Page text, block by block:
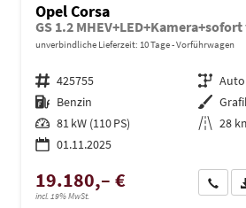
Opel Corsa
GS 1.2
unverbindliche Lieferzeit: 10 Tage Vorführwagen
Fahrzeugnr. 425755 Getriebe
Kraftstoff Benzin Außenfarbe
Leistung 81 kW (110 PS) Kilometerstand 28
01.11.2025
19.180,– €
incl. 19% MwSt.
Wir